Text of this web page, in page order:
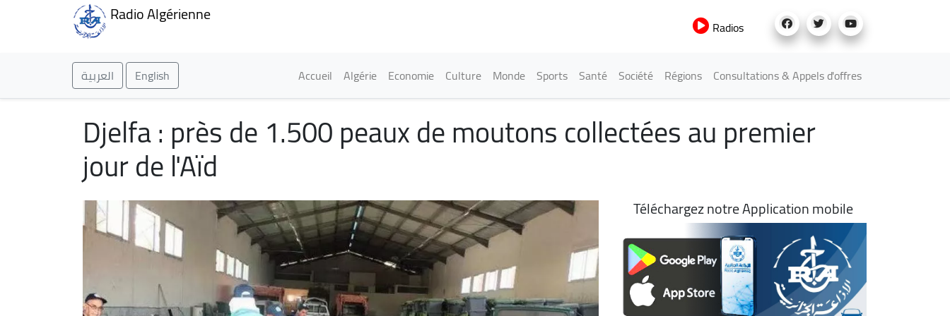
Radio Algérienne
Radios
العربية English Main navigation
Accueil Algérie Economie Culture Monde Sports Santé Société Régions Consultations & Appels d'offres
Djelfa : près de 1.500 peaux de moutons collectées au premier
jour de l'Aïd
Téléchargez notre Application mobile